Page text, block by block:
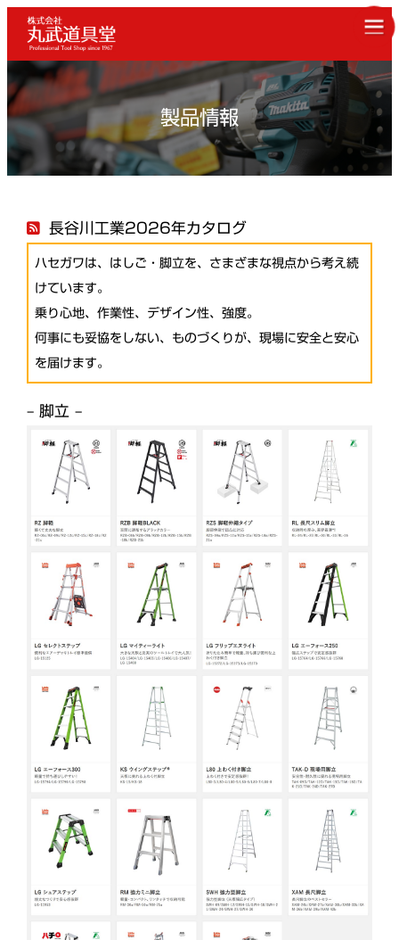
製品情報
長谷川工業2026年カタログ
ハセガワは、はしご・脚立を、さまざまな視点から考え続
けています。
乗り心地、作業性、デザイン性、強度。
何事にも妥協をしない、ものづくりが、現場に安全と安心
を届けます。
– 脚立 –